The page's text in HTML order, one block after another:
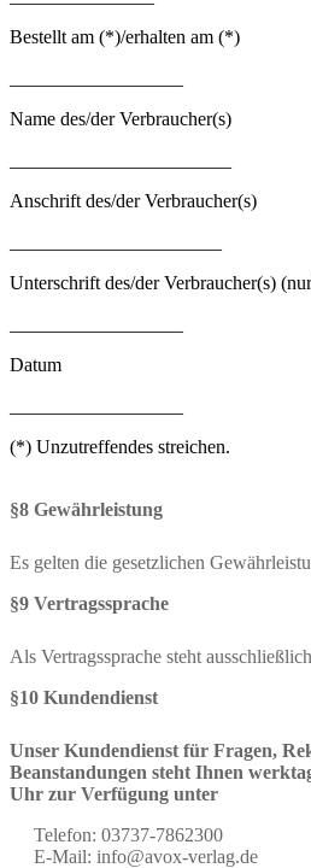
Bestellt am (*)/erhalten am (*)
Name des/der Verbraucher(s)
Anschrift des/der Verbraucher(s)
Unterschrift des/der Verbraucher(s)
Datum
(*) Unzutreffendes streichen.
§8 Gewährleistung
Es gelten die gesetzlichen
§9 Vertragssprache
Als Vertragssprache steht
§10 Kundendienst
Unser Kundendienst für Fragen,
Beanstandungen steht Ihnen
Uhr zur Verfügung unter
Telefon: 03737-7862300
E-Mail: info@avox-verlag.de